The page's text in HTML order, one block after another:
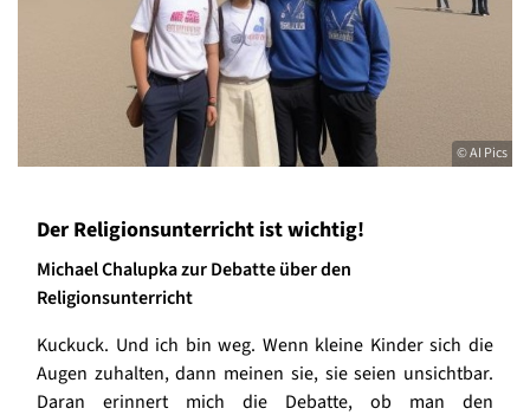
© AI Pics
Der Religionsunterricht ist wichtig!
Michael Chalupka zur Debatte über den
Religionsunterricht
Kuckuck. Und ich bin weg. Wenn kleine Kinder sich die
Augen zuhalten, dann meinen sie, sie seien unsichtbar.
Daran erinnert mich die Debatte, ob man den